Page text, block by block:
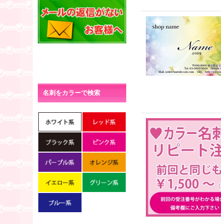
名刺をカラーで検索